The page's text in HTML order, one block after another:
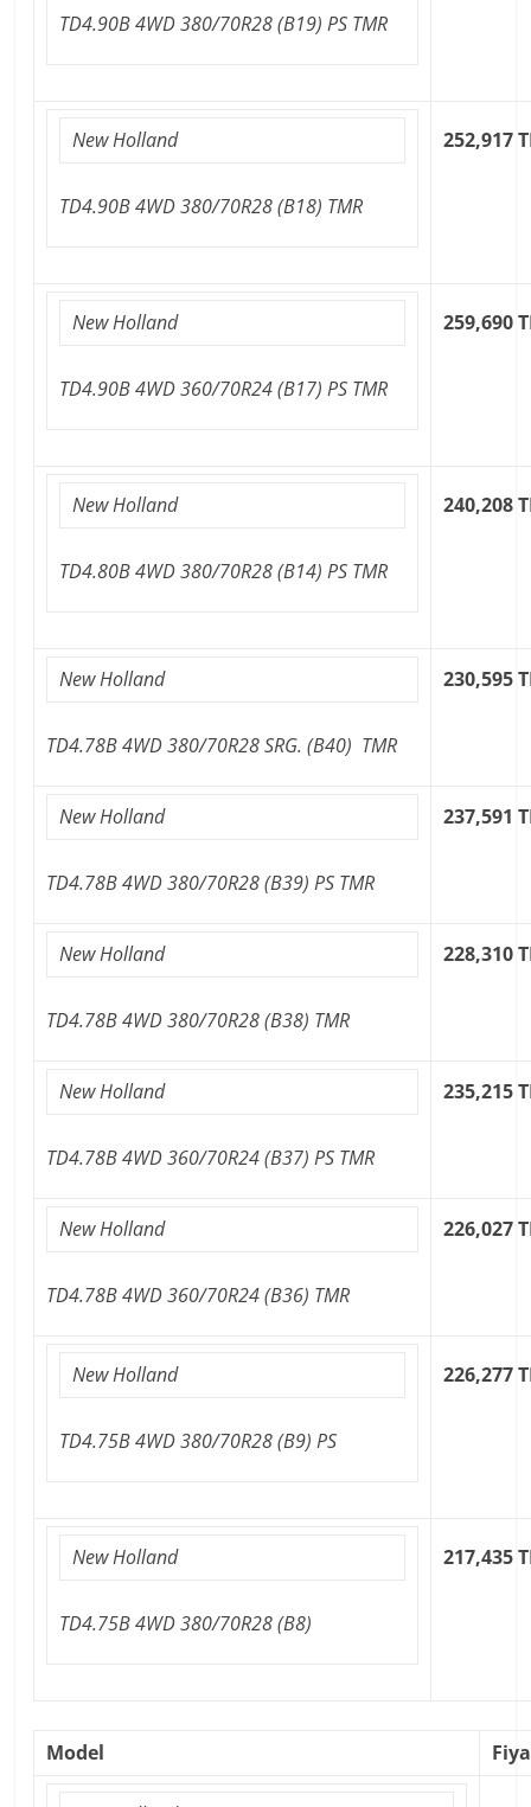
TD4.90B 4WD 380/70R28 (B19) PS TMR
New Holland
TD4.90B 4WD 380/70R28 (B18) TMR
252,917
New Holland
TD4.90B 4WD 360/70R24 (B17) PS TMR
259,690
New Holland
TD4.80B 4WD 380/70R28 (B14) PS TMR
240,208
New Holland
TD4.78B 4WD 380/70R28 SRG. (B40) TMR
230,595
New Holland
TD4.78B 4WD 380/70R28 (B39) PS TMR
237,591
New Holland
TD4.78B 4WD 380/70R28 (B38) TMR
228,310
New Holland
TD4.78B 4WD 360/70R24 (B37) PS TMR
235,215
New Holland
TD4.78B 4WD 360/70R24 (B36) TMR
226,027
New Holland
TD4.75B 4WD 380/70R28 (B9) PS
226,277
New Holland
TD4.75B 4WD 380/70R28 (B8)
217,435
Model